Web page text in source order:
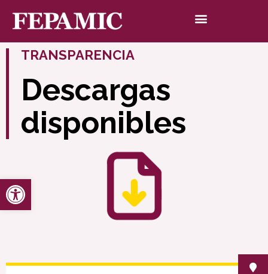
Abrir barra de herramientas
TRANSPARENCIA
Descargas
disponibles